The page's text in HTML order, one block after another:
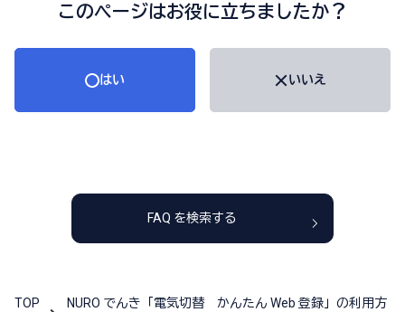
このページはお役に立ちましたか？
はい いいえ
FAQ を検索する
TOP
NURO でんき「電気切替 かんたん Web 登録」の利用方